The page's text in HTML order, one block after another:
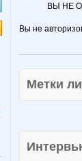
ВЫ НЕ
Вы не
Метки